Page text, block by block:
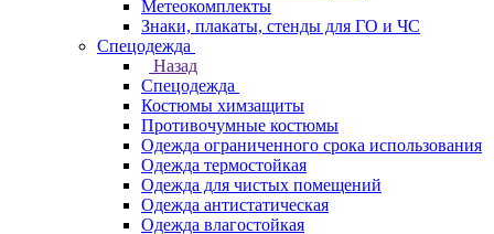
Метеокомплекты
Знаки, плакаты, стенды для ГО и ЧС
Спецодежда
Назад
Спецодежда
Костюмы химзащиты
Противочумные костюмы
Одежда ограниченного срока использования
Одежда термостойкая
Одежда для чистых помещений
Одежда антистатическая
Одежда влагостойкая